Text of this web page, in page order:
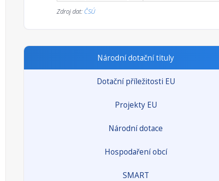
Zdroj dat: ČSÚ
Národní dotační tituly
Dotační příležitosti EU
Projekty EU
Národní dotace
Hospodaření obcí
SMART